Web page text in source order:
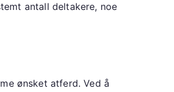
antall deltakere, noe
ønsket atferd. Ved å